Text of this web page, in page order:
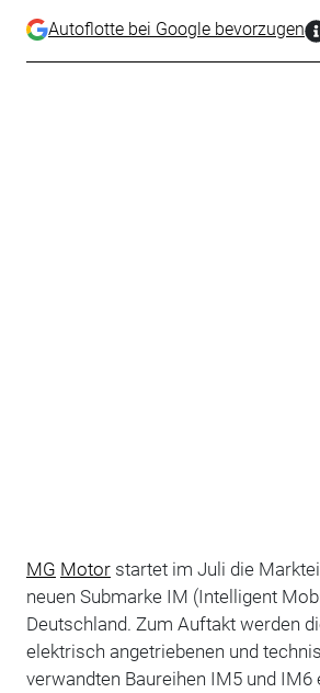
Autoflotte bei Google bevorzugen
MG Motorstartet im Juli die
neuen Submarke IM (Intelligent
Deutschland. Zum Auftakt werden
elektrisch angetriebenen und
verwandten Baureihen IM5 und IM6